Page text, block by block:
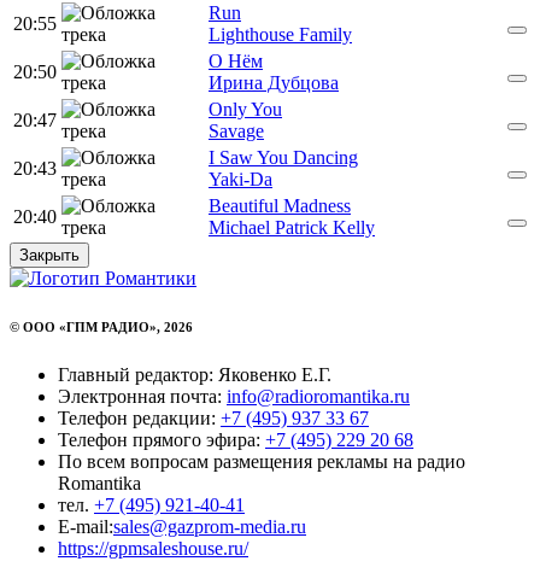
20:55
Run
Lighthouse Family
20:50
О Нём
Ирина Дубцова
20:47
Only You
Savage
20:43
I Saw You Dancing
Yaki-Da
20:40
Beautiful Madness
Michael Patrick Kelly
Закрыть
© ООО «ГПМ РАДИО», 2026
Главный редактор: Яковенко Е.Г.
Электронная почта: info@radioromantika.ru
Телефон редакции: +7 (495) 937 33 67
Телефон прямого эфира: +7 (495) 229 20 68
По всем вопросам размещения рекламы на радио
Romantika
тел. +7 (495) 921-40-41
E-mail:sales@gazprom-media.ru
https://gpmsaleshouse.ru/